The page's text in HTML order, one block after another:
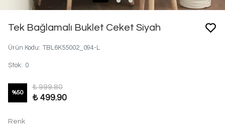
Tek Bağlamalı Buklet Ceket Siyah
Ürün Kodu: TBL6K55002_094-L
Stok: 0
%50
₺ 999.80
₺ 499.90
Renk